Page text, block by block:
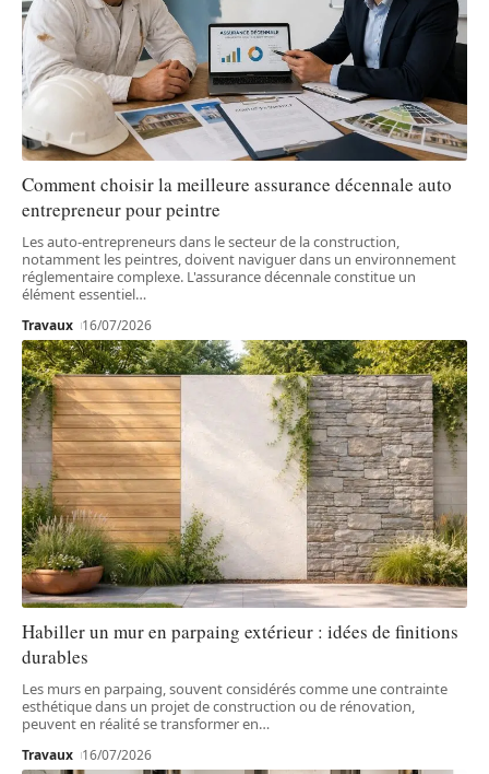
Comment choisir la meilleure assurance décennale auto
entrepreneur pour peintre
Les auto-entrepreneurs dans le secteur de la construction,
notamment les peintres, doivent naviguer dans un environnement
réglementaire complexe. L'assurance décennale constitue un
élément essentiel…
Travaux 16/07/2026
Habiller un mur en parpaing extérieur : idées de finitions
durables
Les murs en parpaing, souvent considérés comme une contrainte
esthétique dans un projet de construction ou de rénovation,
peuvent en réalité se transformer en…
Travaux 16/07/2026